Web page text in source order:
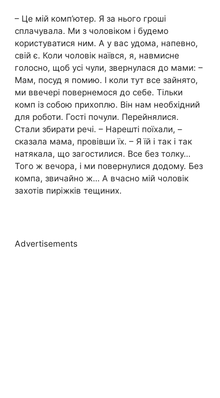
– Це мій комп’ютер. Я за нього гроші
сплачувала. Ми з чоловіком і будемо
користуватися ним. А у вас удома, напевно,
свій є. Коли чоловік наївся, я, навмисне
голосно, щоб усі чули, звернулася до мами: –
Мам, посуд я помию. І коли тут все зайнято,
ми ввечері повернемося до себе. Тільки
комп із собою прихоплю. Він нам необхідний
для роботи. Гості почули. Перейнялися.
Стали збирати речі. – Нарешті поїхали, –
сказала мама, провівши їх. – Я їй і так і так
натякала, що загостилися. Все без толку…
Того ж вечора, і ми повернулися додому. Без
компа, звичайно ж… А вчасно мій чоловік
захотів пиріжків тещиних.
Advertisements